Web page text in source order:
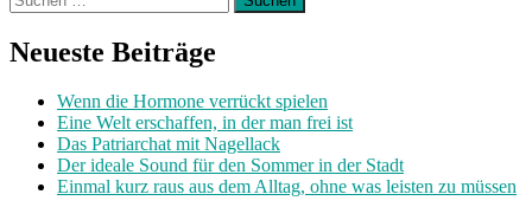
nach:
Neueste Beiträge
Wenn die Hormone verrückt spielen
Eine Welt erschaffen, in der man frei ist
Das Patriarchat mit Nagellack
Der ideale Sound für den Sommer in der Stadt
Einmal kurz raus aus dem Alltag, ohne was leisten zu müssen